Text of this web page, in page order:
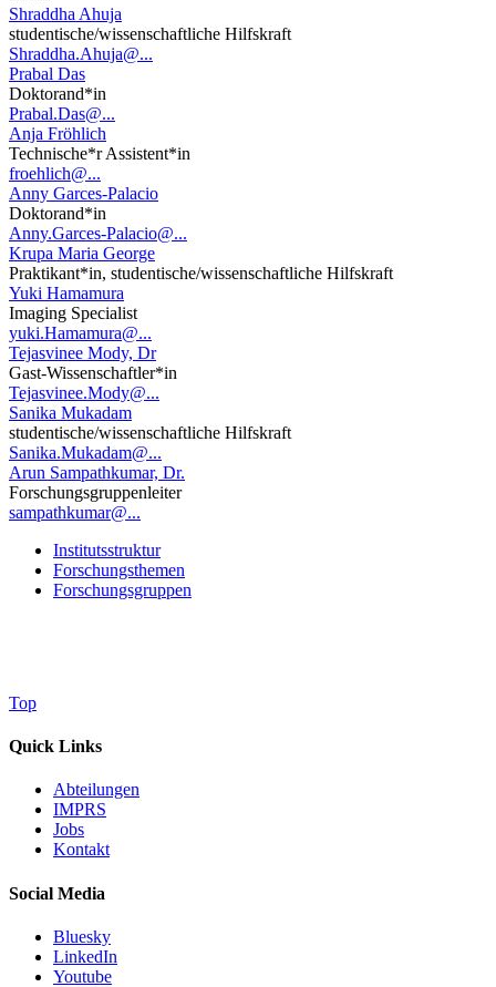
Shraddha Ahuja
studentische/wissenschaftliche Hilfskraft
Shraddha.Ahuja@...
Prabal Das
Doktorand*in
Prabal.Das@...
Anja Fröhlich
Technische*r Assistent*in
froehlich@...
Anny Garces-Palacio
Doktorand*in
Anny.Garces-Palacio@...
Krupa Maria George
Praktikant*in, studentische/wissenschaftliche Hilfskraft
Yuki Hamamura
Imaging Specialist
yuki.Hamamura@...
Tejasvinee Mody, Dr
Gast-Wissenschaftler*in
Tejasvinee.Mody@...
Sanika Mukadam
studentische/wissenschaftliche Hilfskraft
Sanika.Mukadam@...
Arun Sampathkumar, Dr.
Forschungsgruppenleiter
sampathkumar@...
Institutsstruktur
Forschungsthemen
Forschungsgruppen
Top
Quick Links
Abteilungen
IMPRS
Jobs
Kontakt
Social Media
Bluesky
LinkedIn
Youtube